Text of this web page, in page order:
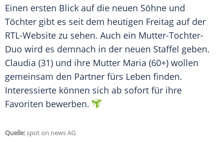
Einen ersten Blick auf die neuen Söhne und
Töchter gibt es seit dem heutigen Freitag auf der
RTL-Website zu sehen. Auch ein Mutter-Tochter-
Duo wird es demnach in der neuen Staffel geben.
Claudia (31) und ihre Mutter Maria (60+) wollen
gemeinsam den Partner fürs Leben finden.
Interessierte können sich ab sofort für ihre
Favoriten bewerben.
Quelle:spot on news AG